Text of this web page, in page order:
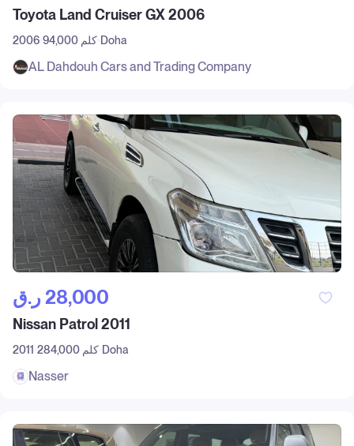
Toyota Land Cruiser GX 2006
2006 94,000 كلم Doha
AL Dahdouh Cars and Trading Company
ر.ق‎ 28,000
Nissan Patrol 2011
2011 284,000 كلم Doha
Nasser